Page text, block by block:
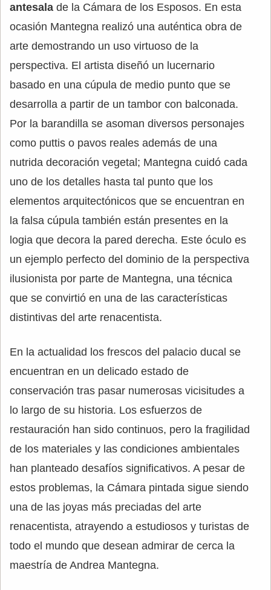
antesala de la Cámara de los Esposos. En esta
ocasión Mantegna realizó una auténtica obra de
arte demostrando un uso virtuoso de la
perspectiva. El artista diseñó un lucernario
basado en una cúpula de medio punto que se
desarrolla a partir de un tambor con balconada.
Por la barandilla se asoman diversos personajes
como puttis o pavos reales además de una
nutrida decoración vegetal; Mantegna cuidó cada
uno de los detalles hasta tal punto que los
elementos arquitectónicos que se encuentran en
la falsa cúpula también están presentes en la
logia que decora la pared derecha. Este óculo es
un ejemplo perfecto del dominio de la perspectiva
ilusionista por parte de Mantegna, una técnica
que se convirtió en una de las características
distintivas del arte renacentista.
En la actualidad los frescos del palacio ducal se
encuentran en un delicado estado de
conservación tras pasar numerosas vicisitudes a
lo largo de su historia. Los esfuerzos de
restauración han sido continuos, pero la fragilidad
de los materiales y las condiciones ambientales
han planteado desafíos significativos. A pesar de
estos problemas, la Cámara pintada sigue siendo
una de las joyas más preciadas del arte
renacentista, atrayendo a estudiosos y turistas de
todo el mundo que desean admirar de cerca la
maestría de Andrea Mantegna.